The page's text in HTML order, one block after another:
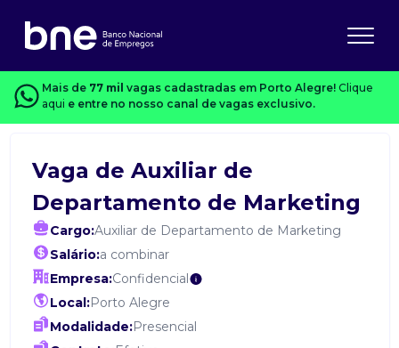
Mais de 77 mil vagas cadastradas em Porto Alegre! Clique
aqui e entre no nosso canal de vagas exclusivo.
Vaga de Auxiliar de
Departamento de Marketing
Cargo:Auxiliar de Departamento de Marketing
Salário:a combinar
Empresa:Confidencial
Local:Porto Alegre
Modalidade:Presencial